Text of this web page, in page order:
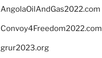
AngolaOilAndGas2022.com
Convoy4Freedom2022.com
grur2023.org